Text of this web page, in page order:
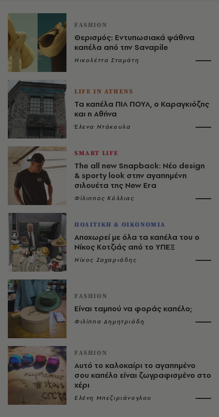
FASHION
Θερισμός: Εντυπωσιακά ψάθινα
καπέλα από την Savapile
Νικολέττα Σταμάτη
LIFE IN ATHENS
Τα καπέλα ΠΙΛ ΠΟΥΛ, ο Καραγκιόζης
και η Αθήνα
Έλενα Ντάκουλα
SMART LIFE
The all new Snapback: Nέο design
& sporty look στην αγαπημένη
σιλουέτα της New Era
Φίλιππος Κόλλιας
ΠΟΛΙΤΙΚΗ & ΟΙΚΟΝΟΜΙΑ
Αποχωρεί με όλα τα καπέλα του ο
Νίκος Κοτζιάς από το ΥΠΕΞ
Νίκος Ζαχαριάδης
FASHION
Είναι ταμπού να φοράς καπέλο;
Φιλίππα Δημητριάδη
FASHION
Αυτό το καλοκαίρι το αγαπημένο
σου καπέλο είναι ζωγραφισμένο στο
χέρι
Ελένη Μπεζιριάνογλου